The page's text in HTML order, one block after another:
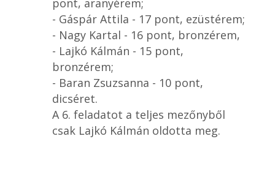
pont, aranyérem;
- Gáspár Attila - 17 pont, ezüstérem;
- Nagy Kartal - 16 pont, bronzérem,
- Lajkó Kálmán - 15 pont,
bronzérem;
- Baran Zsuzsanna - 10 pont,
dicséret.
A 6. feladatot a teljes mezőnyből
csak Lajkó Kálmán oldotta meg.